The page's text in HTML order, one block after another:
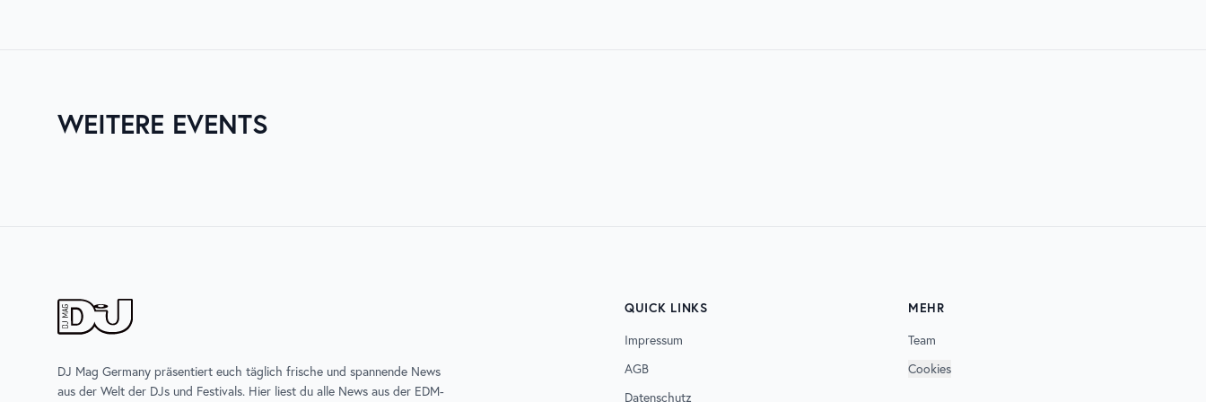
WEITERE EVENTS
30. JULI 2026
DJ Mag Germany präsentiert euch täglich frische und spannende News
aus der Welt der DJs und Festivals. Hier liest du alle News aus der EDM-
QUICK LINKS
Impressum
AGB
Datenschutz
MEHR
Team
Cookies